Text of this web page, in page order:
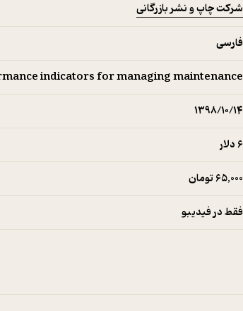
شرکت چاپ و نشر بازرگانی
فارسی
indicators for managing maintenance
۱۳۹۸/۱۰/۱۴
6 دلار
65,000 تومان
فقط در فیدیبو